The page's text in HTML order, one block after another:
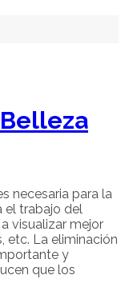
necesaria para la
el trabajo del
visualizar mejor
etc. La eliminación
y
que los